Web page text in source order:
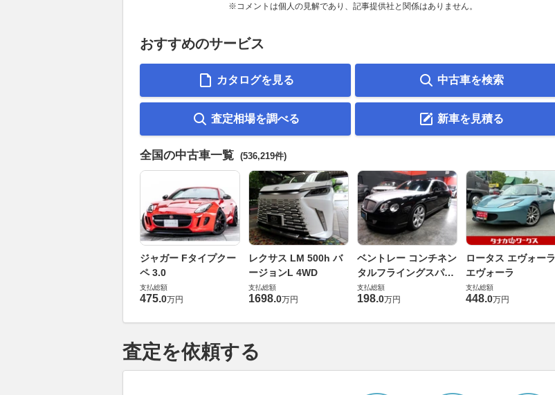
※コメントは個人の見解であり、記事提供社と関係はありません。
おすすめのサービス
カタログを見る 中古車を検索
査定相場を調べる 新車を見積る
全国の中古車一覧 (536,219件)
ジャガー Fタイプクー
ペ 3.0
支払総額
475.0万円
レクサス LM 500h バ
ージョンL 4WD
支払総額
1698.0万円
ベントレー コンチネン
タルフライングスパー
6.0 4WD
支払総額
198.0万円
ロータス エヴォーラ
エヴォーラ
支払総額
448.0万円
査定を依頼する